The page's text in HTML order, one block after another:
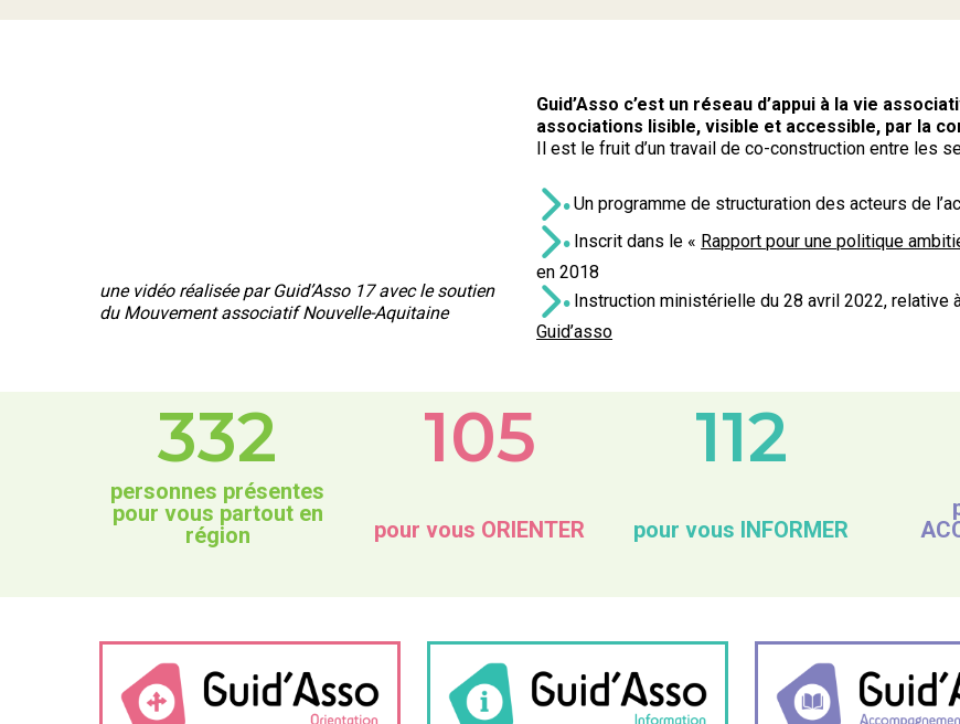
une vidéo réalisée par Guid’Asso 17 avec le soutien
du Mouvement associatif Nouvelle-Aquitaine
Guid’Asso c’est un réseau d’appui à la vie
associations lisible, visible et accessible, par la
Il est le fruit d’un travail de co-construction entre les
·Un programme de structuration des acteurs de
· Inscrit dans le « Rapport pour une politique
en 2018
· Instruction ministérielle du 28 avril 2022, relative
Guid’asso
332
personnes présentes
pour vous partout en
région
105
pour vous ORIENTER
112
pour vous INFORMER